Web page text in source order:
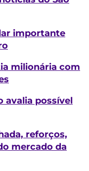
importante
milionária com
avalia possível
reforços,
mercado da